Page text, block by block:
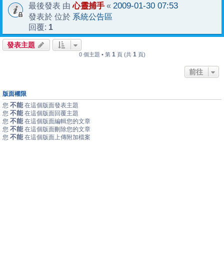
最後發表 由心靈捕手 « 2009-01-30 07:53
發表於 位於 系統公告區
回覆: 1
發表主題
0 個主題 • 第 1 頁 (共 1 頁)
前往
版面權限
您 不能 在這個版面發表主題
您 不能 在這個版面回覆主題
您 不能 在這個版面編輯您的文章
您 不能 在這個版面刪除您的文章
您 不能 在這個版面上傳附加檔案